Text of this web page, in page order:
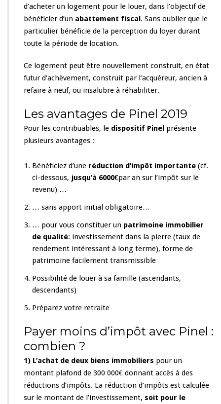
d’acheter un logement pour le louer, dans l’objectif de
bénéficier d’un abattement fiscal. Sans oublier que le
particulier bénéficie de la perception du loyer durant
toute la période de location.
Ce logement peut être nouvellement construit, en état
futur d’achèvement, construit par l’acquéreur, ancien à
refaire à neuf, ou insalubre à réhabiliter.
Les avantages de Pinel 2019
Pour les contribuables, le dispositif Pinel présente
plusieurs avantages :
Bénéficiez d’une réduction d’impôt importante (cf.
ci-dessous, jusqu’à 6000€par an sur l’impôt sur le
revenu) …
… sans apport initial obligatoire…
… pour vous constituer un patrimoine immobilier
de qualité: investissement dans la pierre (taux de
rendement intéressant à long terme), forme de
patrimoine facilement transmissible
Possibilité de louer à sa famille (ascendants,
descendants)
Préparez votre retraite
Payer moins d’impôt avec Pinel :
combien ?
1) L’achat de deux biens immobiliers pour un
montant plafond de 300 000€ donnant accès à des
réductions d’impôts. La réduction d’impôts est calculée
sur le montant de l’investissement, soit pour le